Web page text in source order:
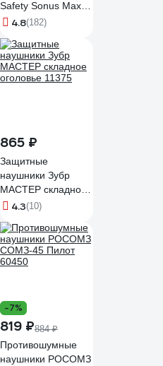
Safety Sonus Max,
оливковые, 32 дБ
4.8(182)
865 ₽
Защитные
наушники Зубр
МАСТЕР складное
оголовье 11375
4.3(10)
-7%
819 ₽884 ₽
Противошумные
наушники РОСОМЗ